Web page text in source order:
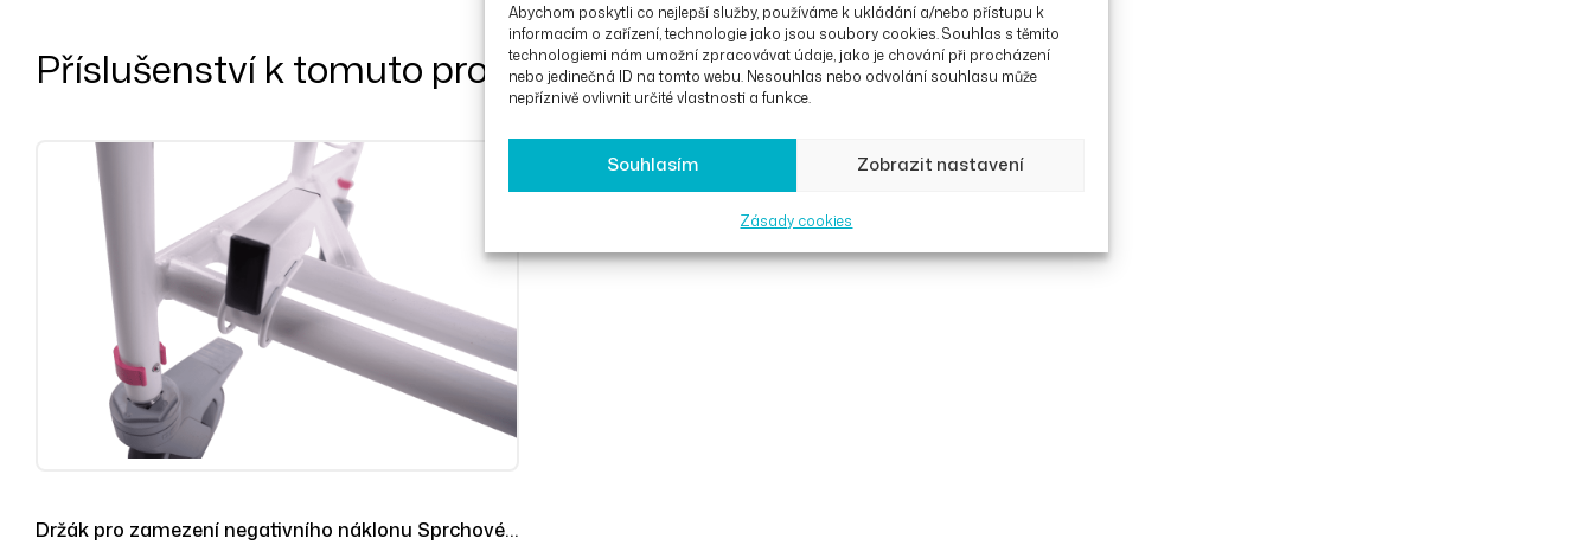
Abychom poskytli co nejlepší služby, používáme k ukládání a/nebo přístupu k
informacím o zařízení, technologie jako jsou soubory cookies. Souhlas s těmito
technologiemi nám umožní zpracovávat údaje, jako je chování při procházení
nebo jedinečná ID na tomto webu. Nesouhlas nebo odvolání souhlasu může
nepříznivě ovlivnit určité vlastnosti a funkce.
Souhlasím Zobrazit nastavení
Zásady cookies
Příslušenství k tomuto produktu
Držák pro zamezení negativního náklonu Sprchové